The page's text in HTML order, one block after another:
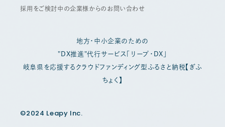
採用をご検討中の企業様からのお問い合わせ
地方・中小企業のための
"DX推進"代行サービス「リープ・DX」
岐阜県を応援するクラウドファンディング型ふるさと納税【ぎふ
ちょく】
©2024 Leapy Inc.